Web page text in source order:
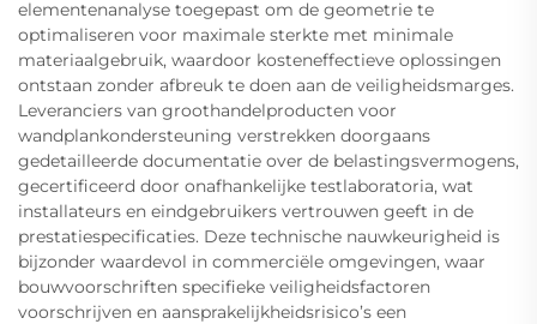
elementenanalyse toegepast om de geometrie te
optimaliseren voor maximale sterkte met minimale
materiaalgebruik, waardoor kosteneffectieve oplossingen
ontstaan zonder afbreuk te doen aan de veiligheidsmarges.
Leveranciers van groothandelproducten voor
wandplankondersteuning verstrekken doorgaans
gedetailleerde documentatie over de belastingsvermogens,
gecertificeerd door onafhankelijke testlaboratoria, wat
installateurs en eindgebruikers vertrouwen geeft in de
prestatiespecificaties. Deze technische nauwkeurigheid is
bijzonder waardevol in commerciële omgevingen, waar
bouwvoorschriften specifieke veiligheidsfactoren
voorschrijven en aansprakelijkheidsrisico’s een